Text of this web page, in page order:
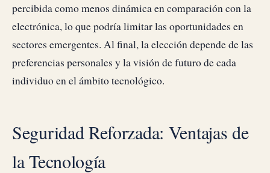
percibida como menos dinámica en comparación con la
electrónica, lo que podría limitar las oportunidades en
sectores emergentes. Al final, la elección depende de las
preferencias personales y la visión de futuro de cada
individuo en el ámbito tecnológico.
Seguridad Reforzada: Ventajas de
la Tecnología